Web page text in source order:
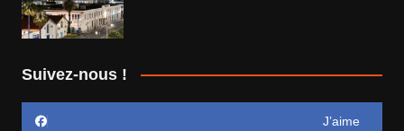
Suivez-nous !
J’aime